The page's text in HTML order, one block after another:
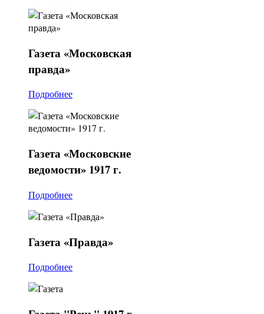
Газета«Московская
правда»
Подробнее
Газета«Московские
ведомости» 1917 г.
Подробнее
Газета«Правда»
Подробнее